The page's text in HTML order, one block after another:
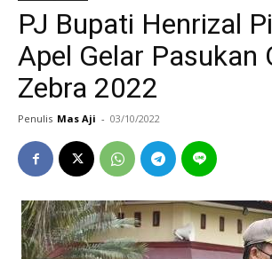
PJ Bupati Henrizal
Apel Gelar Pasukan
Zebra 2022
Penulis Mas Aji - 03/10/2022